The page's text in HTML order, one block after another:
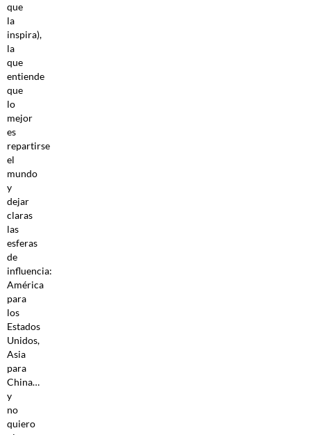
que
la
inspira),
la
que
entiende
que
lo
mejor
es
repartirse
el
mundo
y
dejar
claras
las
esferas
de
influencia:
América
para
los
Estados
Unidos,
Asia
para
China…
y
no
quiero